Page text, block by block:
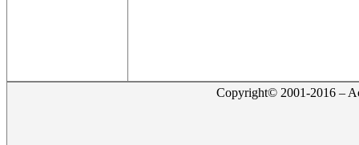
Copyright© 2001-2016 –